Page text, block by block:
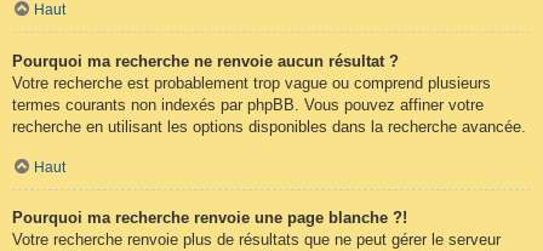
Haut
Pourquoi ma recherche ne renvoie aucun résultat ?
Votre recherche est probablement trop vague ou comprend plusieurs
termes courants non indexés par phpBB. Vous pouvez affiner votre
recherche en utilisant les options disponibles dans la recherche avancée.
Haut
Pourquoi ma recherche renvoie une page blanche ?!
Votre recherche renvoie plus de résultats que ne peut gérer le serveur